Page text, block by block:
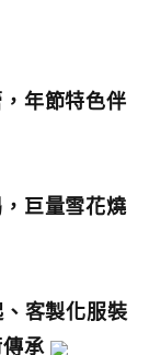
年節特色伴
巨量雪花燒
客製化服裝
承